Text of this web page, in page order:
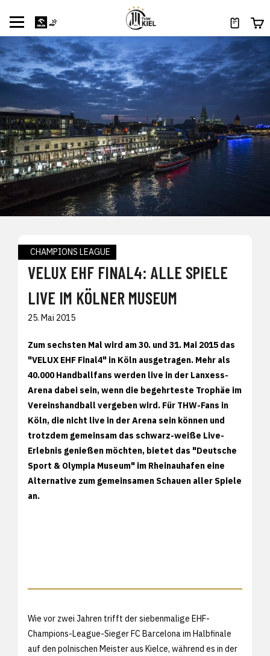
CHAMPIONS LEAGUE
VELUX EHF FINAL4: ALLE SPIELE
LIVE IM KÖLNER MUSEUM
25. Mai 2015
Zum sechsten Mal wird am 30. und 31. Mai 2015 das
"VELUX EHF Final4" in Köln ausgetragen. Mehr als
40.000 Handballfans werden live in der Lanxess-
Arena dabei sein, wenn die begehrteste Trophäe im
Vereinshandball vergeben wird. Für THW-Fans in
Köln, die nicht live in der Arena sein können und
trotzdem gemeinsam das schwarz-weiße Live-
Erlebnis genießen möchten, bietet das "Deutsche
Sport & Olympia Museum" im Rheinauhafen eine
Alternative zum gemeinsamen Schauen aller Spiele
an.
Wie vor zwei Jahren trifft der siebenmalige EHF-
Champions-League-Sieger FC Barcelona im Halbfinale
auf den polnischen Meister aus Kielce, während es in der